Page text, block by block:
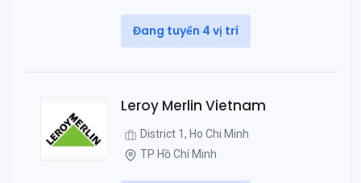
Đang tuyển 4 vị trí
Leroy Merlin Vietnam
District 1, Ho Chi Minh
TP Hồ Chí Minh